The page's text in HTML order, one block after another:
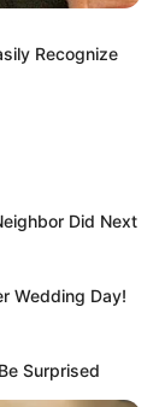
Recognize
Did Next
Wedding Day!
Surprised